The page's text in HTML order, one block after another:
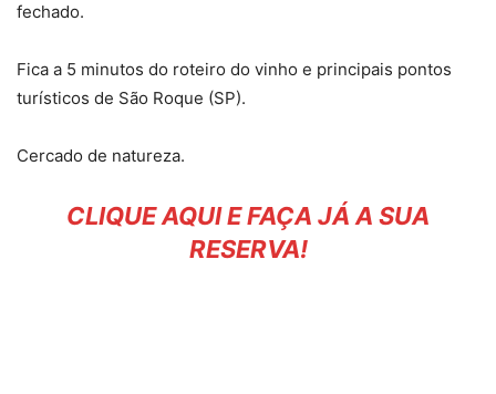
fechado.
Fica a 5 minutos do roteiro do vinho e principais pontos
turísticos de São Roque (SP).
Cercado de natureza.
CLIQUE AQUI E FAÇA JÁ A SUA
RESERVA!